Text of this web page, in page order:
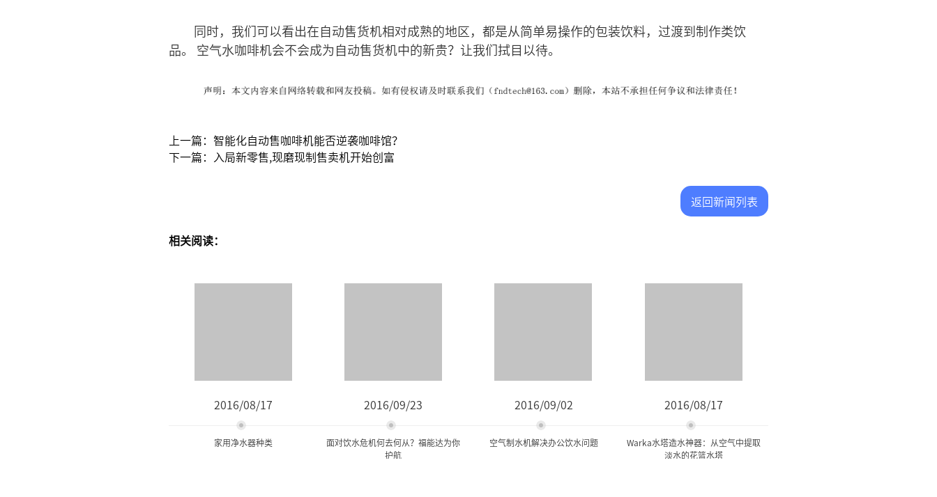
同时，我们可以看出在自动售货机相对成熟的地区，都是从简单易操作的包装饮料，过渡到制作类饮
品。 空气水咖啡机会不会成为自动售货机中的新贵？让我们拭目以待。
上一篇：智能化自动售咖啡机能否逆袭咖啡馆？
下一篇：入局新零售,现磨现制售卖机开始创富
返回新闻列表
相关阅读：
2016/08/17
家用净水器种类
2016/09/23
面对饮水危机何去何从？福能达为你
护航
2016/09/02
空气制水机解决办公饮水问题
2016/08/17
Warka水塔造水神器：从空气中提取
淡水的花篮水塔